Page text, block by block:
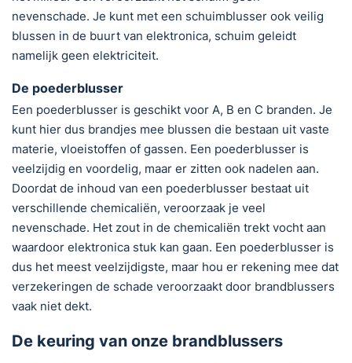
nevenschade. Je kunt met een schuimblusser ook veilig
blussen in de buurt van elektronica, schuim geleidt
namelijk geen elektriciteit.
De poederblusser
Een poederblusser is geschikt voor A, B en C branden. Je
kunt hier dus brandjes mee blussen die bestaan uit vaste
materie, vloeistoffen of gassen. Een poederblusser is
veelzijdig en voordelig, maar er zitten ook nadelen aan.
Doordat de inhoud van een poederblusser bestaat uit
verschillende chemicaliën, veroorzaak je veel
nevenschade. Het zout in de chemicaliën trekt vocht aan
waardoor elektronica stuk kan gaan. Een poederblusser is
dus het meest veelzijdigste, maar hou er rekening mee dat
verzekeringen de schade veroorzaakt door brandblussers
vaak niet dekt.
De keuring van onze brandblussers